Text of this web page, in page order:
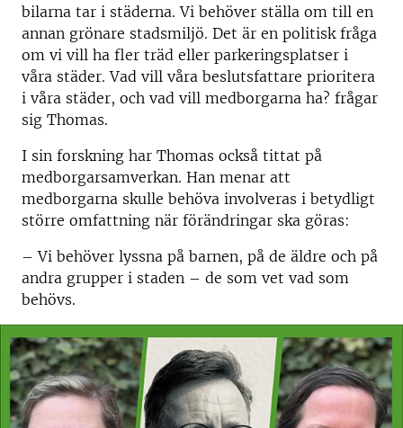
bilarna tar i städerna. Vi behöver ställa om till en
annan grönare stadsmiljö. Det är en politisk fråga
om vi vill ha fler träd eller parkeringsplatser i
våra städer. Vad vill våra beslutsfattare prioritera
i våra städer, och vad vill medborgarna ha? frågar
sig Thomas.
I sin forskning har Thomas också tittat på
medborgarsamverkan. Han menar att
medborgarna skulle behöva involveras i betydligt
större omfattning när förändringar ska göras:
– Vi behöver lyssna på barnen, på de äldre och på
andra grupper i staden – de som vet vad som
behövs.